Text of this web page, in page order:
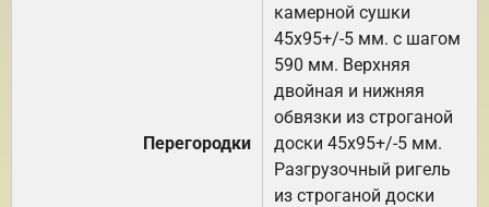
Перегородки
камерной сушки
45х95+/-5 мм. с шагом
590 мм. Верхняя
двойная и нижняя
обвязки из строганой
доски 45х95+/-5 мм.
Разгрузочный ригель
из строганой доски